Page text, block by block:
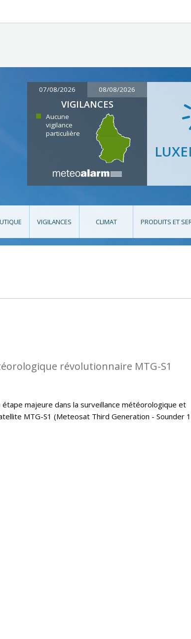
07/08/2026 08/08/2026
VIGILANCES
Aucune
vigilance
particulière
VIGILANCES CLIMAT PRODUITS ET
révolutionnaire MTG-S1
étape majeure dans la surveillance météorologique et
MTG-S1 (Meteosat Third Generation - Sounder